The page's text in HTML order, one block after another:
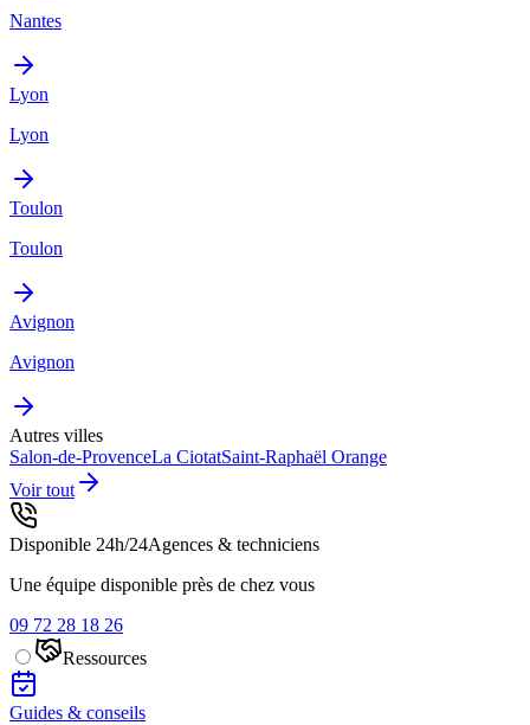
Nantes
Lyon
Lyon
Toulon
Toulon
Avignon
Avignon
Autres villes
Salon-de-ProvenceLa CiotatSaint-Raphaël Orange
Voir tout
Disponible 24h/24Agences & techniciens
Une équipe disponible près de chez vous
09 72 28 18 26
Ressources
Guides & conseils